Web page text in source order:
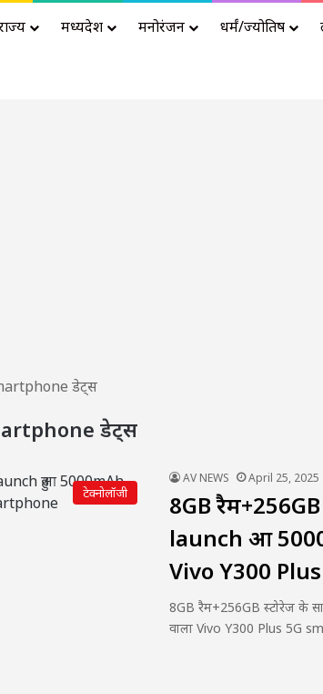
मध्यप्रदेश मनोरंजन धर्मं/ज्योतिष
डेट्स
डेट्स
टेक्नोलॉजी
AV NEWS April 25, 2025
8GB
launch हुआ
Vivo Y300
8GB रैम+256GB स्टोरेज के
वाला Vivo Y300 Plus 5G